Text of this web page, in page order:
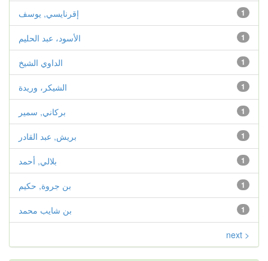
1 إقرنايسي, يوسف
1 الأسود، عبد الحليم
1 الداوي الشيخ
1 الشيكر، وريدة
1 بركاني, سمير
1 بريش, عبد القادر
1 بلالي, أحمد
1 بن جروة, حكيم
1 بن شايب محمد
next >